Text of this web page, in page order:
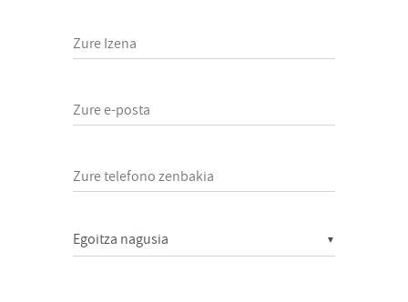
Zure Izena
Zure e-posta
Zure telefono zenbakia
▼